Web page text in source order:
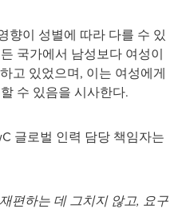
향이 성별에 따라 다를 수 있
국가에서 남성보다 여성이
고 있었으며, 이는 여성에게
수 있음을 시사한다.
글로벌 인력 담당 책임자는
편하는 데 그치지 않고, 요구